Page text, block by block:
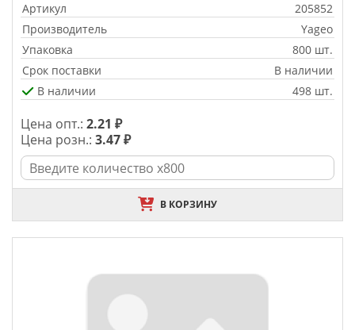
Артикул
205852
Производитель
Yageo
Упаковка
800 шт.
Срок поставки
В наличии
В наличии
498 шт.
Цена опт.: 2.21 ₽
Цена розн.: 3.47 ₽
В КОРЗИНУ